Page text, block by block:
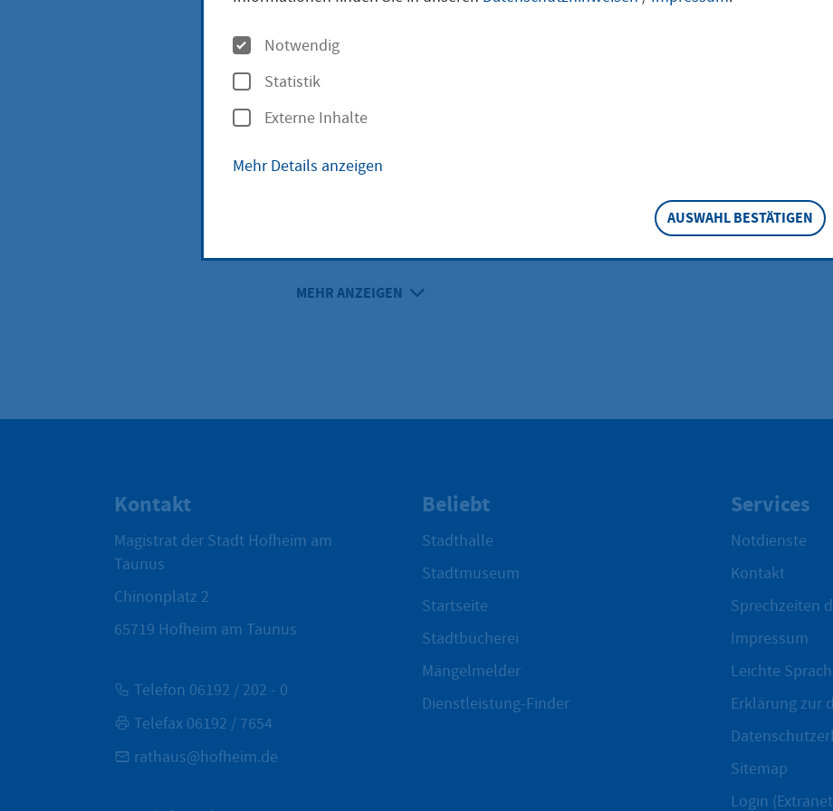
Außerschulische Betreuung (PDF
Satzung der Bürgerstiftung Hofheim am
(386,70 KB))
MEHR ANZEIGEN
Kontakt
Magistrat der Stadt Hofheim am
Taunus
Chinonplatz 2
65719 Hofheim am Taunus
Telefon 06192 / 202 - 0
Telefax 06192 / 7654
rathaus@hofheim.de
Beliebt
Stadthalle
Stadtmuseum
Startseite
Stadtbücherei
Mängelmelder
Dienstleistung-Finder
Services
Notdienste
Kontakt
Sprechzeiten
Impressum
Leichte
Erklärung zur
Sitemap
Login
O
p
t
i
o
n
Notwendig
Statistik
Externe Inhalte
Mehr Details anzeigen
AUSWAHL BESTÄTIGEN